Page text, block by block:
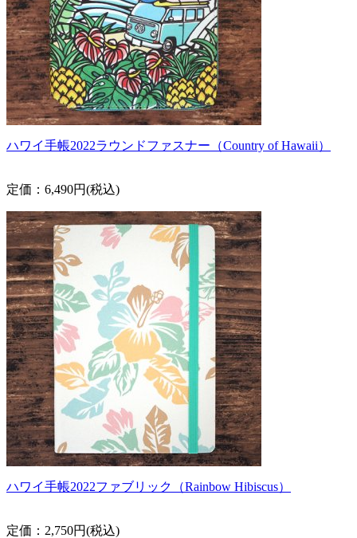
ハワイ手帳2022ラウンドファスナー（Country of Hawaii）
定価：6,490円(税込)
ハワイ手帳2022ファブリック（Rainbow Hibiscus）
定価：2,750円(税込)